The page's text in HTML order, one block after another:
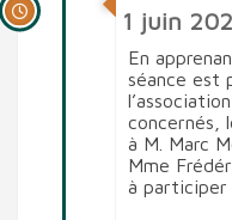
1 juin
En
séance est
concernés,
à M. Marc
Mme
à participer